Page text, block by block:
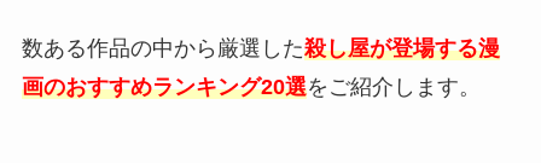
数ある作品の中から厳選した殺し屋が登場する漫
画のおすすめランキング20選をご紹介します。